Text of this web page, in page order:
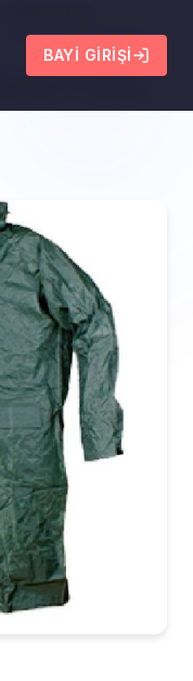
BAYI GIRIŞI
YAĞMURLUK YEŞİL L
YEŞİL